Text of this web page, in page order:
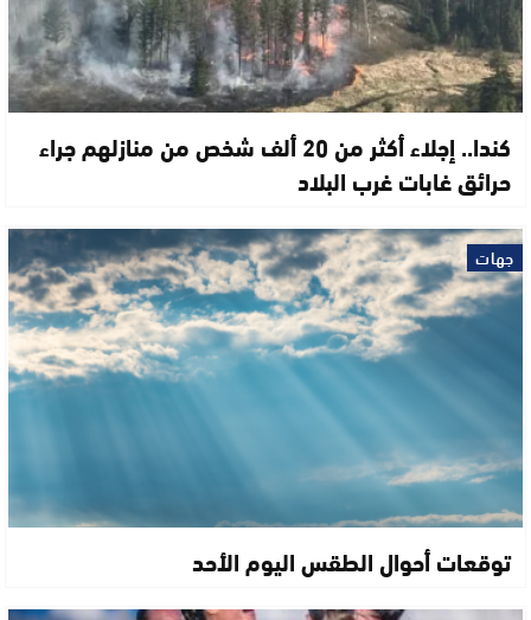
كندا.. إجلاء أكثر من 20 ألف شخص من منازلهم جراء
حرائق غابات غرب البلاد
جهات
توقعات أحوال الطقس اليوم الأحد